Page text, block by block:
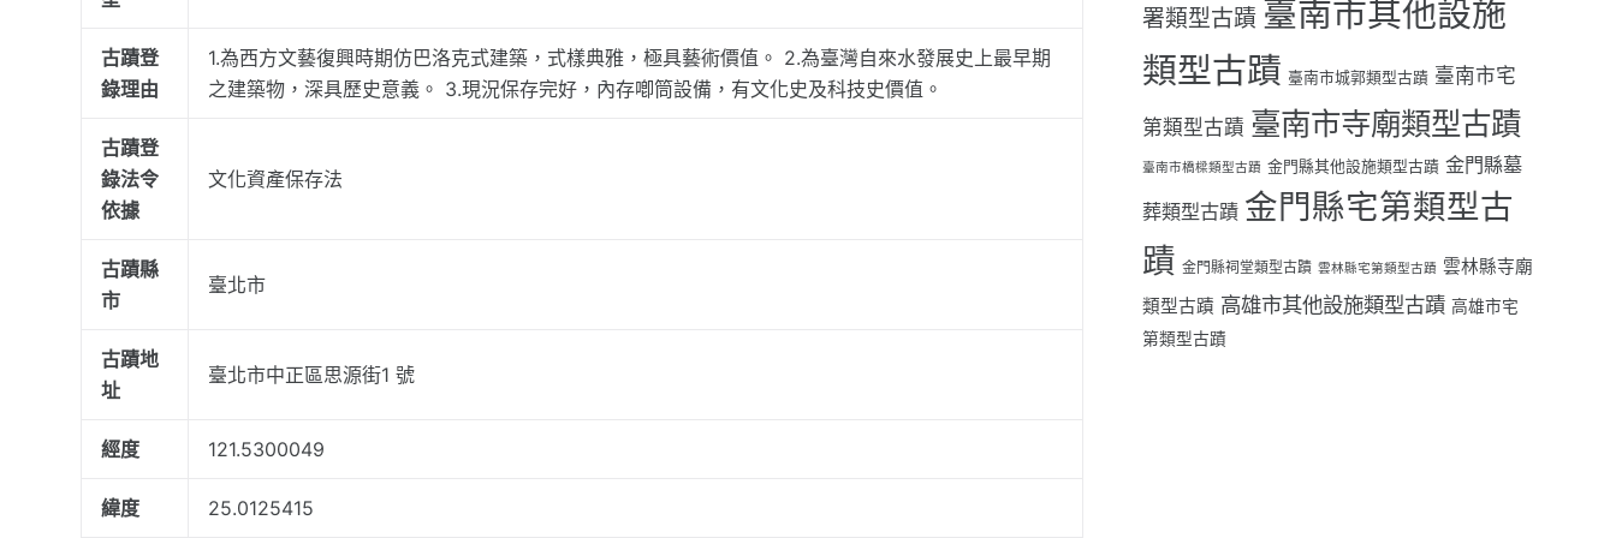
古蹟登
錄理由
1.為西方文藝復興時期仿巴洛克式建築，式樣典雅，極具藝術價值。 2.為臺灣自來水發展史上最早期
之建築物，深具歷史意義。 3.現況保存完好，內存喞筒設備，有文化史及科技史價值。
古蹟登
錄法令
依據
文化資產保存法
古蹟縣
市
臺北市
古蹟地
址
臺北市中正區思源街1 號
經度 121.5300049
緯度 25.0125415
署類型古蹟 臺南市其他設施
類型古蹟 臺南市城郭類型古蹟 臺南市宅
第類型古蹟 臺南市寺廟類型古蹟
臺南市橋樑類型古蹟 金門縣其他設施類型古蹟 金門縣墓
葬類型古蹟 金門縣宅第類型古
蹟 金門縣祠堂類型古蹟 雲林縣宅第類型古蹟 雲林縣寺廟
類型古蹟 高雄市其他設施類型古蹟 高雄市宅
第類型古蹟